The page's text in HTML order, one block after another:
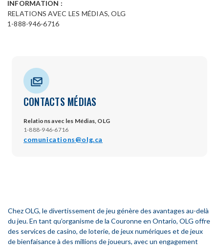
INFORMATION :
RELATIONS AVEC LES MÉDIAS, OLG
1-888-946-6716
CONTACTS MÉDIAS
Relations avec les Médias, OLG
1-888-946-6716
comunications@olg.ca
Chez OLG, le divertissement de jeu génère des avantages au-delà
du jeu. En tant qu’organisme de la Couronne en Ontario, OLG offre
des services de casino, de loterie, de jeux numériques et de jeux
de bienfaisance à des millions de joueurs, avec un engagement